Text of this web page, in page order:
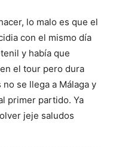
lo malo es que el
con el mismo día
y había que
el tour pero dura
se llega a Málaga y
primer partido. Ya
jeje saludos